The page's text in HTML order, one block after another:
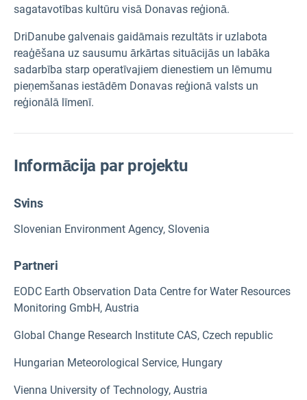
sagatavotības kultūru visā Donavas reģionā.
DriDanube galvenais gaidāmais rezultāts ir uzlabota
reaģēšana uz sausumu ārkārtas situācijās un labāka
sadarbība starp operatīvajiem dienestiem un lēmumu
pieņemšanas iestādēm Donavas reģionā valsts un
reģionālā līmenī.
Informācija par projektu
Svins
Slovenian Environment Agency, Slovenia
Partneri
EODC Earth Observation Data Centre for Water Resources
Monitoring GmbH, Austria
Global Change Research Institute CAS, Czech republic
Hungarian Meteorological Service, Hungary
Vienna University of Technology, Austria